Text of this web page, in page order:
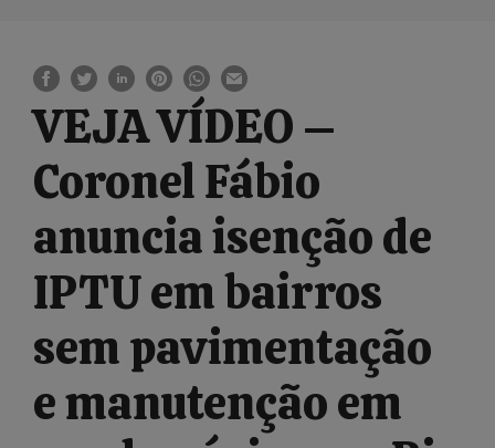
VEJA VÍDEO –
Coronel Fábio
anuncia isenção de
IPTU em bairros
sem pavimentação
e manutenção em